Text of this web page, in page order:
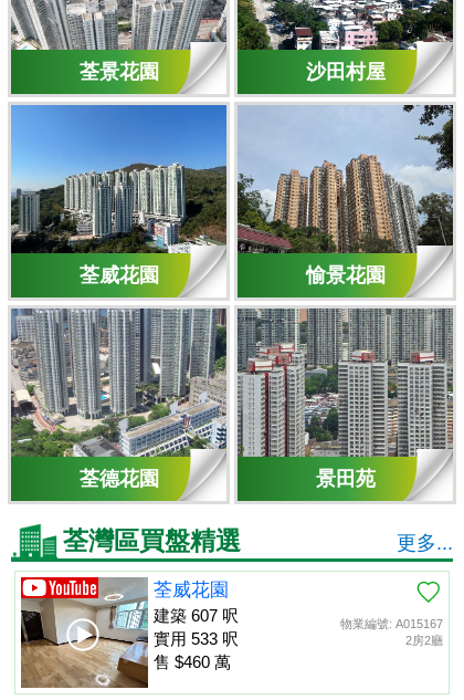
荃景花園
荃威花園
荃德花園
沙田村屋
愉景花園
景田苑
荃灣區買盤精選 更多...
物業編號: A015167
2房2廳
荃威花園
建築 607 呎
實用 533 呎
售 $460 萬